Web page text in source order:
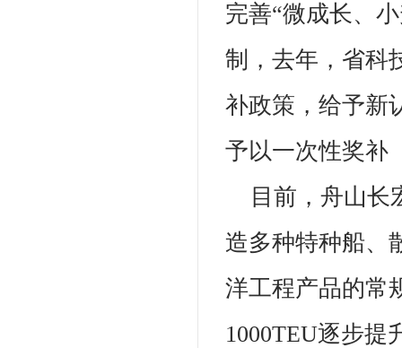
完善“微成长、
制，去年，省科
补政策，给予新
予以一次性奖补
目前，舟山长
造多种特种船、
洋工程产品的常
1000TEU逐步提